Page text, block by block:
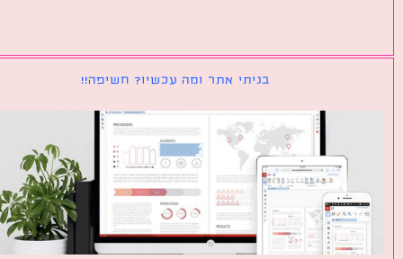
בניתי אתר ומה עכשיו? חשיפה!!